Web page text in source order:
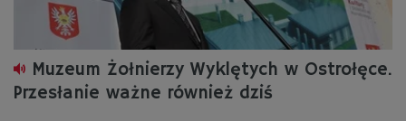
Muzeum Żołnierzy Wyklętych w Ostrołęce.
Przesłanie ważne również dziś